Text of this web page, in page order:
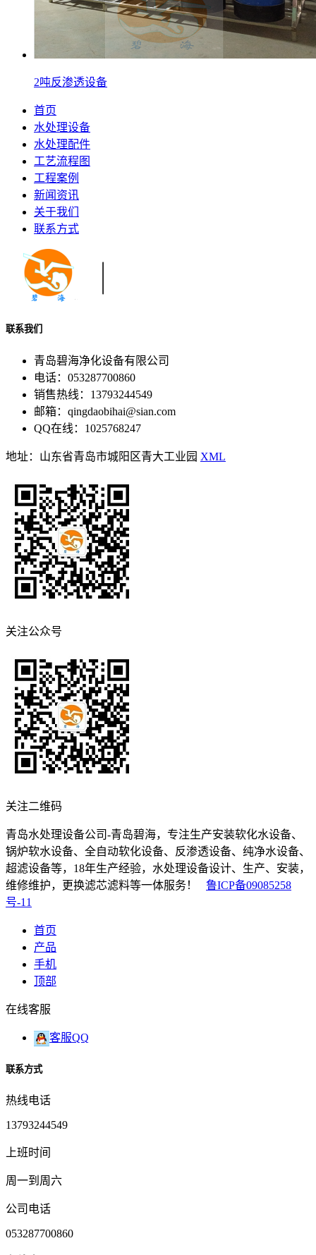
2吨反渗透设备
首页
水处理设备
水处理配件
工艺流程图
工程案例
新闻资讯
关于我们
联系方式
联系我们
青岛碧海净化设备有限公司
电话：053287700860
销售热线：13793244549
邮箱：qingdaobihai@sian.com
QQ在线：1025768247
地址：山东省青岛市城阳区青大工业园 XML
关注公众号
关注二维码
青岛水处理设备公司-青岛碧海，专注生产安装软化水设备、
锅炉软水设备、全自动软化设备、反渗透设备、纯净水设备、
超滤设备等，18年生产经验，水处理设备设计、生产、安装，
维修维护，更换滤芯滤料等一体服务！ 鲁ICP备09085258
号-11
首页
产品
手机
顶部
在线客服
客服QQ
联系方式
热线电话
13793244549
上班时间
周一到周六
公司电话
053287700860